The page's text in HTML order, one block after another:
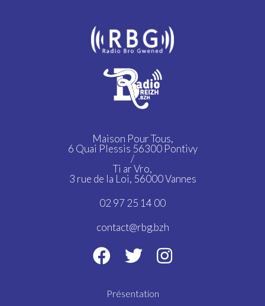
Maison Pour Tous,
6 Quai Plessis 56300 Pontivy
/
Ti ar Vro,
3 rue de la Loi, 56000 Vannes
02 97 25 14 00
contact@rbg.bzh
Présentation